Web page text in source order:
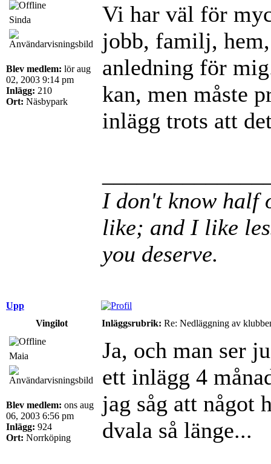
Sinda
Blev medlem: lör aug
02, 2003 9:14 pm
Inlägg: 210
Ort: Näsbypark
Vi har väl för
jobb, familj,
anledning för
kan, men måste
inlägg trots att
I don't know half
like; and I like
you deserve.
Upp
Vingilot
Inläggsrubrik: Re: Nedläggning av
Maia
Blev medlem: ons aug
06, 2003 6:56 pm
Inlägg: 924
Ort: Norrköping
Ja, och man ser
ett inlägg 4
jag såg att något
dvala så länge...